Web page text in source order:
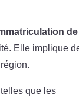
de
Elle implique
que les